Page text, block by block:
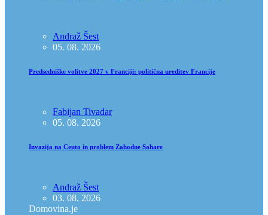
Andraž Šest
05. 08. 2026
Predsedniške volitve 2027 v Franciji: politična ureditev Francije
Fabijan Tivadar
05. 08. 2026
Invazija na Ceuto in problem Zahodne Sahare
Andraž Šest
03. 08. 2026
Domovina.je